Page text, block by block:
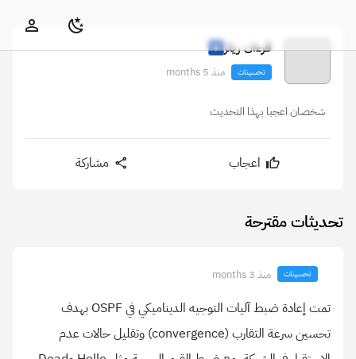
قرءان ريلز
تحسينات منذ 5 months
شخصان اعجبا بهذا التحديث
اعجاب مشاركة
تحديثات مقترحة
تحسينات منذ 3 months
تمت إعادة ضبط آليات التوجيه الديناميكي في OSPF بهدف
تحسين سرعة التقارب (convergence) وتقليل حالات عدم